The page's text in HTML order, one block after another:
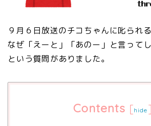
９月６日放送のチコちゃんに叱られ
なぜ「えーと」「あのー」と言って
という質問がありました。
Contents [hide ]